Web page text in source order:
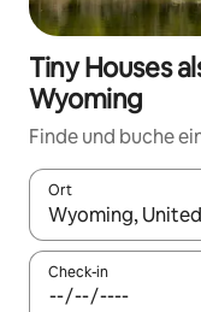
Tiny Houses
Wyoming
Finde und buche
Ort
Wenn Ergebnisse
Check-in